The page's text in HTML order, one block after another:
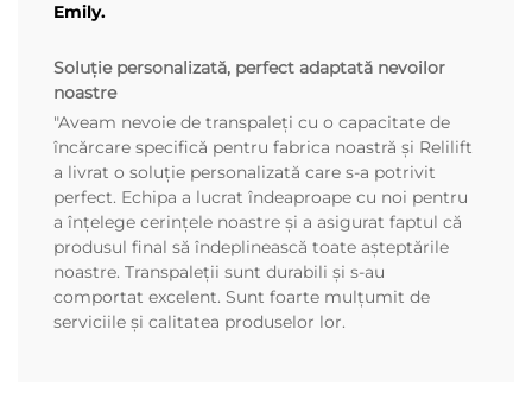
Emily.
Soluție personalizată, perfect adaptată nevoilor
noastre
"Aveam nevoie de transpaleți cu o capacitate de
încărcare specifică pentru fabrica noastră și Relilift
a livrat o soluție personalizată care s-a potrivit
perfect. Echipa a lucrat îndeaproape cu noi pentru
a înțelege cerințele noastre și a asigurat faptul că
produsul final să îndeplinească toate așteptările
noastre. Transpaleții sunt durabili și s-au
comportat excelent. Sunt foarte mulțumit de
serviciile și calitatea produselor lor.